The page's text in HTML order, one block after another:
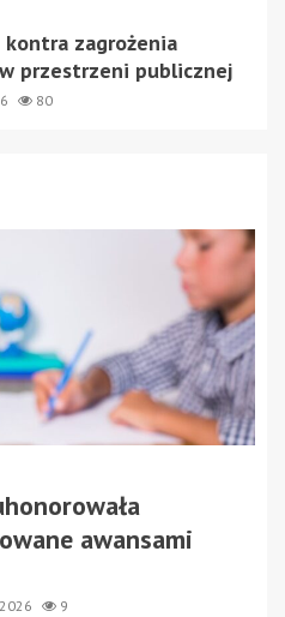
kontra zagrożenia
przestrzeni publicznej
80
awansami
9